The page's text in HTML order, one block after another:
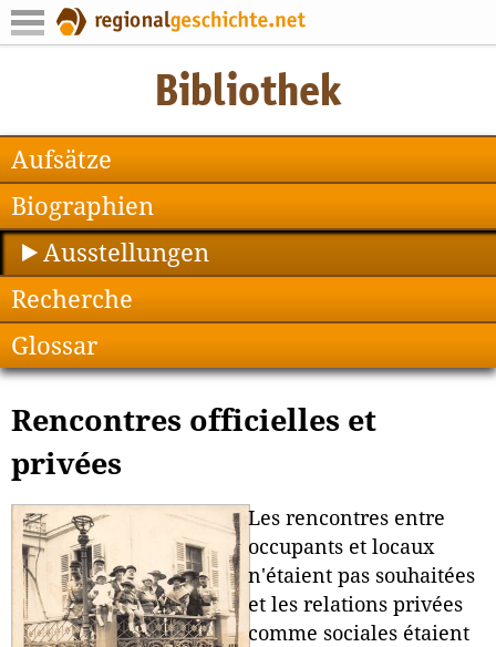
Aufsätze
Biographien
Ausstellungen
Recherche
Glossar
Rencontres officielles et
privées
Les rencontres entre
occupants et locaux
n'étaient pas souhaitées
et les relations privées
comme sociales étaient